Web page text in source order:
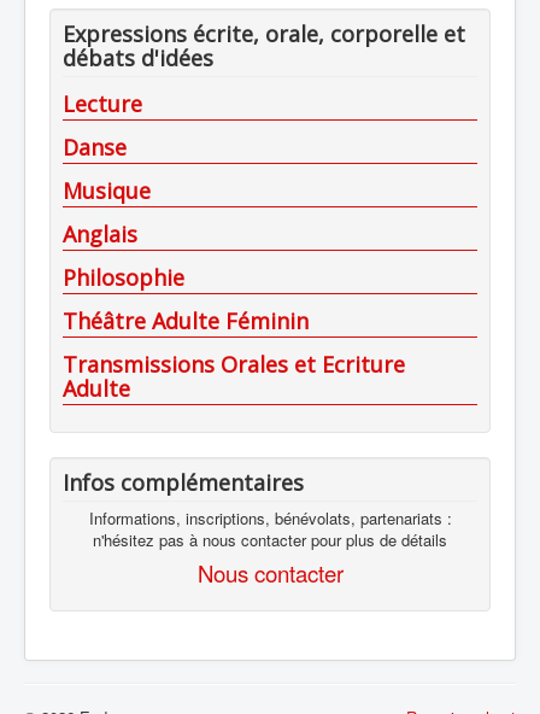
Expressions écrite, orale, corporelle et
débats d'idées
Lecture
Danse
Musique
Anglais
Philosophie
Théâtre Adulte Féminin
Transmissions Orales et Ecriture
Adulte
Infos complémentaires
Informations, inscriptions, bénévolats, partenariats :
n'hésitez pas à nous contacter pour plus de détails
Nous contacter